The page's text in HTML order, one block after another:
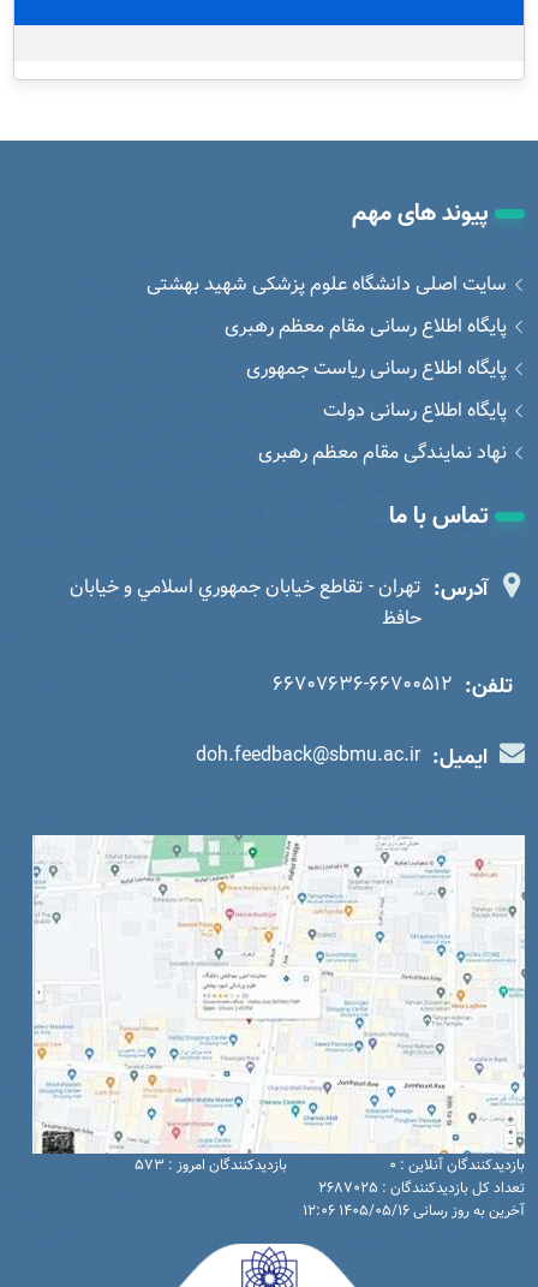
پیوند های مهم
سایت اصلی دانشگاه علوم پزشکی شهید بهشتی
پایگاه اطلاع رسانی مقام معظم رهبری
پایگاه اطلاع رسانی ریاست جمهوری
پایگاه اطلاع رسانی دولت
نهاد نمایندگی مقام معظم رهبری
تماس با ما
آدرس: تهران - تقاطع خيابان جمهوري اسلامي و خيابان
حافظ
تلفن: 66707636-66700512
ایمیل: doh.feedback@sbmu.ac.ir
بازدیدکنندگان آنلاین : 0
بازدیدکنندگان امروز : 573
تعداد کل بازدیدکنندگان : 2687025
آخرین به روز رسانی 1405/05/16 12:06